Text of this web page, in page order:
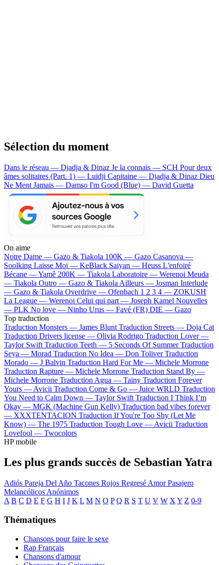
Sélection du moment
Dans le réseau — Djadja & Dinaz Je la connais — SCH Pour deux
âmes solitaires (Part. 1) — Luidji Capitaine — Djadja & Dinaz Dieu
Ne Ment Jamais — Damso I'm Good (Blue) — David Guetta
On aime
Notre Dame — Gazo & Tiakola 100K — Gazo Casanova —
Soolking Laisse Moi — KeBlack Saiyan — Heuss L'enfoiré
Bécane —Yamê 200K — Tiakola Laboratoire — Werenoi Meuda
— Tiakola Outro — Gazo & Tiakola Ailleurs — Josman Interlude
— Gazo & Tiakola Overdrive — Ofenbach 1 2 3 4 — ZOKUSH
La League — Werenoi Celui qui part — Joseph Kamel Nouvelles
— PLK No love — Ninho Urus — Favé (FR) DIE — Gazo
Top traduction
Traduction Monsters — James Blunt Traduction Streets — Doja Cat
Traduction Drivers license — Olivia Rodrigo Traduction Lover —
Taylor Swift Traduction Teeth — 5 Seconds Of Summer Traduction
Seya — Morad Traduction No Idea — Don Toliver Traduction
Morado — J Balvin Traduction Hard For Me — Michele Morrone
Traduction Rapture — Michele Morrone Traduction Stand By —
Michele Morrone Traduction Agua — Tainy Traduction Forever
Yours — Avicii Traduction Come & Go — Juice WRLD Traduction
You Need to Calm Down — Taylor Swift Traduction I Think I’m
Okay — MGK (Machine Gun Kelly) Traduction bad vibes forever
— XXXTENTACION Traduction If You're Too Shy (Let Me
Know) — The 1975 Traduction Tough Love — Avicii Traduction
Lovefool — Twocolors
HP mobile
Les plus grands succès de Sebastian Yatra
Adiós Pareja Del Año Tacones Rojos Regresé Amor Pasajero
Melancólicos Anónimos
A B C D E F G H I J K L M N O P Q R S T U V W X Y Z 0-9
Thématiques
Chansons pour faire le sexe
Rap Français
Chansons d'amour